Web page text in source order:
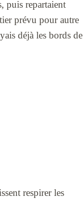
puis repartaient
prévu pour autre
déjà les bords de
respirer les